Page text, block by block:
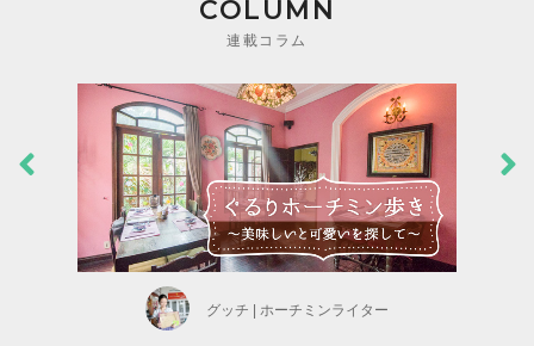
COLUMN
連載コラム
グッチ | ホーチミンライター